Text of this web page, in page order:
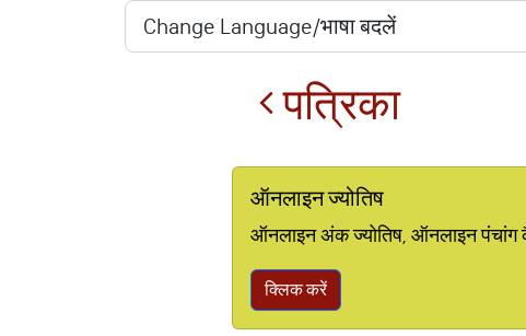
पत्रिका
ऑनलाइन ज्योतिष
ऑनलाइन अंक ज्योतिष, ऑनलाइन पंचांग
क्लिक करें